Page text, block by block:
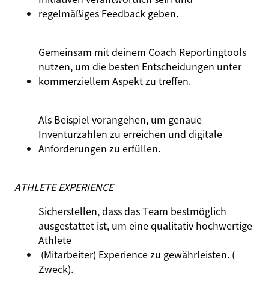
regelmäßiges Feedback geben.
Gemeinsam mitdeinem Coach Reportingtools
nutzen, um die besten Entscheidungen unter
kommerziellem Aspektzu treffen.
Als Beispiel vorangehen, um genaue
Inventurzahlen zu erreichen und digitale
Anforderungen zu erfüllen.
ATHLETE EXPERIENCE
Sicherstellen, dass das Team bestmöglich
ausgestattet ist, um eine qualitativ hochwertige
Athlete
(Mitarbeiter) Experience zu gewährleisten. (
Zweck).